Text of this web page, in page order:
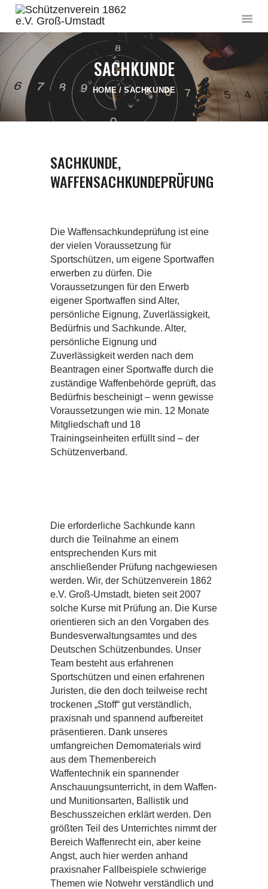
SACHKUNDE
HOME SACHKUNDE
STARTSEITE
SACHKUNDE
WETTKÄMPFE
SACHKUNDE,
WAFFENSACHKUNDEPRÜFUNG
Die Waffensachkundeprüfung ist eine
der vielen Voraussetzung für
Sportschützen, um eigene Sportwaffen
erwerben zu dürfen. Die
Voraussetzungen für den Erwerb
eigener Sportwaffen sind Alter,
persönliche Eignung, Zuverlässigkeit,
Bedürfnis und Sachkunde. Alter,
persönliche Eignung und
Zuverlässigkeit werden nach dem
Beantragen einer Sportwaffe durch die
zuständige Waffenbehörde geprüft, das
Bedürfnis bescheinigt – wenn gewisse
Voraussetzungen wie min. 12 Monate
Mitgliedschaft und 18
Trainingseinheiten erfüllt sind – der
Schützenverband.
Die erforderliche Sachkunde kann
durch die Teilnahme an einem
entsprechenden Kurs mit
anschließender Prüfung nachgewiesen
werden. Wir, der Schützenverein 1862
e.V. Groß-Umstadt, bieten seit 2007
solche Kurse mit Prüfung an. Die Kurse
orientieren sich an den Vorgaben des
Bundesverwaltungsamtes und des
Deutschen Schützenbundes. Unser
Team besteht aus erfahrenen
Sportschützen und einen erfahrenen
Juristen, die den doch teilweise recht
trockenen „Stoff“ gut verständlich,
praxisnah und spannend aufbereitet
präsentieren. Dank unseres
umfangreichen Demomaterials wird
aus dem Themenbereich
Waffentechnik ein spannender
Anschauungsunterricht, in dem Waffen-
und Munitionsarten, Ballistik und
Beschusszeichen erklärt werden. Den
größten Teil des Unterrichtes nimmt der
Bereich Waffenrecht ein, aber keine
Angst, auch hier werden anhand
praxisnaher Fallbeispiele schwierige
Themen wie Notwehr verständlich und